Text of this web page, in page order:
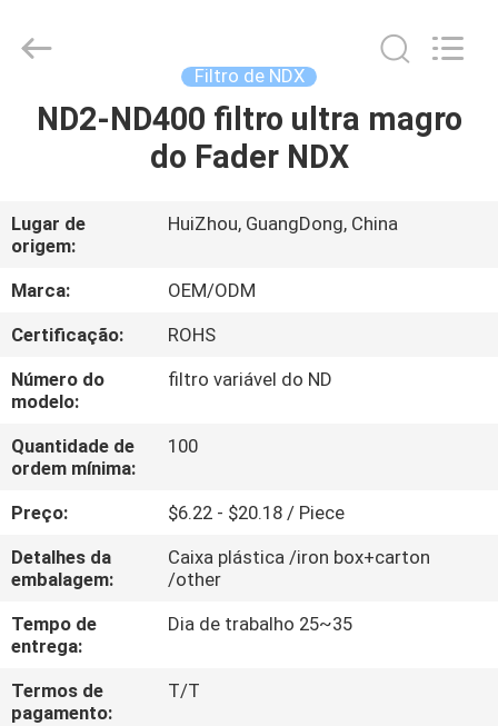
CASA
SOBRE
NÓS
EXCURSÃO
DA
FÁBRICA
CONTROLE
DA
QUALIDADE
CONTACTE-
NOS
Technology
Ltd..
Filtro de NDX
ND2-ND400 filtro ultra magro
do Fader NDX
Lugar de
origem:
HuiZhou, GuangDong, China
Marca:
OEM/ODM
Certificação:
ROHS
Número do
modelo:
filtro variável do ND
Quantidade de
ordem mínima:
100
Preço:
$6.22 - $20.18 / Piece
Detalhes da
embalagem:
Caixa plástica /iron box+carton
/other
Tempo de
entrega:
Dia de trabalho 25~35
Termos de
pagamento:
T/T